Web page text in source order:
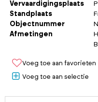
Vervaardigingsplaats
Standplaats
Objectnummer
Afmetingen
Voeg toe aan favorieten
Voeg toe aan selectie